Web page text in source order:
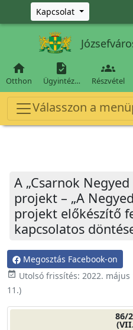
Ugrás a fő tartalomra
Kapcsolat

Otthon

Ügyintéz…

Részvétel
Válasszon a
A „Csarnok
projekt – „A
projekt előkészítő
kapcsolatos
Megosztás Facebook-on
event_available Utolsó frissítés: 2022. május
11.)
86/